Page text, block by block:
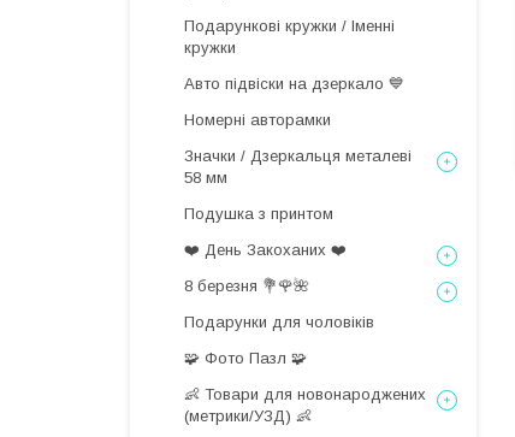
Подарункові кружки / Іменні
кружки
Авто підвіски на дзеркало 💙
Номерні авторамки
Значки / Дзеркальця металеві
58 мм
Подушка з принтом
❤️ День Закоханих ❤️
8 березня 💐🌹🌺
Подарунки для чоловіків
🧩 Фото Пазл 🧩
👶 Товари для новонароджених
(метрики/УЗД) 👶